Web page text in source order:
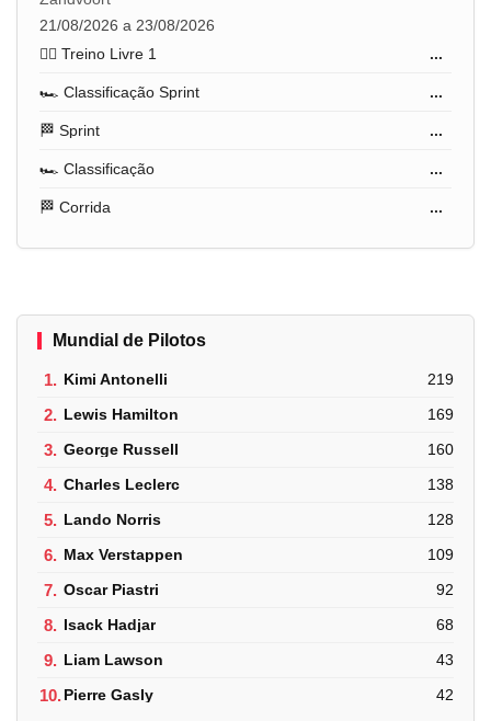
21/08/2026 a 23/08/2026
🏋️‍♂️ Treino Livre 1
...
🏎️ Classificação Sprint ...
🏁 Sprint ...
🏎️ Classificação ...
🏁 Corrida ...
Mundial de Pilotos
1. Kimi Antonelli 219
2. Lewis Hamilton 169
3. George Russell 160
4. Charles Leclerc 138
5. Lando Norris 128
6. Max Verstappen 109
7. Oscar Piastri 92
8. Isack Hadjar 68
9. Liam Lawson 43
10.Pierre Gasly 42